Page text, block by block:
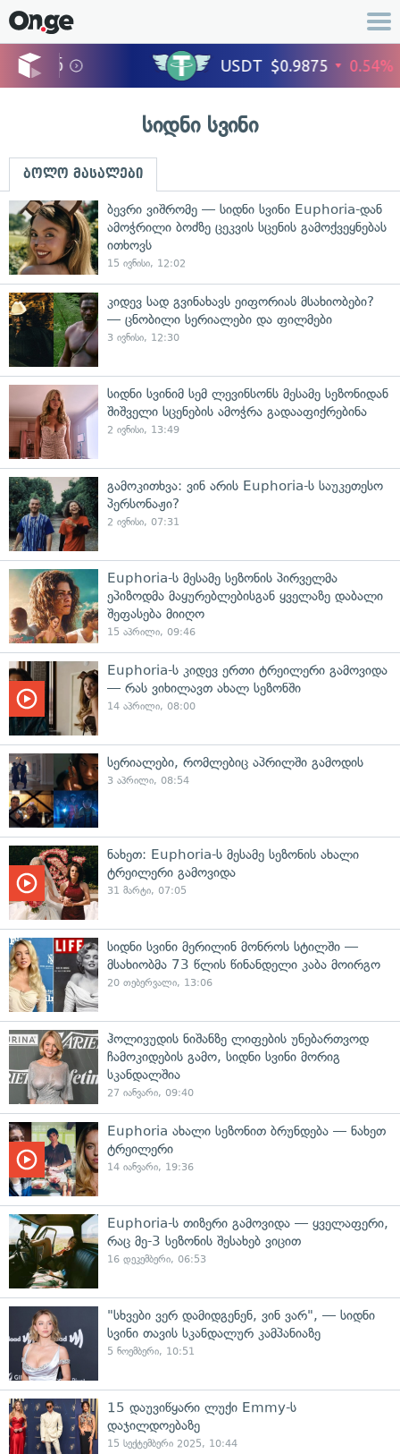
სიდნი სვინი
ბოლო მასალები
ბევრი ვიშრომე — სიდნი სვინი Euphoria-დან
ამოჭრილი ბოძზე ცეკვის სცენის გამოქვეყნებას
ითხოვს
15 ივნისი, 12:02
კიდევ სად გვინახავს ეიფორიას მსახიობები?
— ცნობილი სერიალები და ფილმები
3 ივნისი, 12:30
სიდნი სვინიმ სემ ლევინსონს მესამე სეზონიდან
შიშველი სცენების ამოჭრა გადააფიქრებინა
2 ივნისი, 13:49
გამოკითხვა: ვინ არის Euphoria-ს საუკეთესო
პერსონაჟი?
2 ივნისი, 07:31
Euphoria-ს მესამე სეზონის პირველმა
ეპიზოდმა მაყურებლებისგან ყველაზე დაბალი
შეფასება მიიღო
15 აპრილი, 09:46
Euphoria-ს კიდევ ერთი ტრეილერი გამოვიდა
— რას ვიხილავთ ახალ სეზონში
14 აპრილი, 08:00
სერიალები, რომლებიც აპრილში გამოდის
3 აპრილი, 08:54
ნახეთ: Euphoria-ს მესამე სეზონის ახალი
ტრეილერი გამოვიდა
31 მარტი, 07:05
სიდნი სვინი მერილინ მონროს სტილში —
მსახიობმა 73 წლის წინანდელი კაბა მოირგო
20 თებერვალი, 13:06
ჰოლივუდის ნიშანზე ლიფების უნებართვოდ
ჩამოკიდების გამო, სიდნი სვინი მორიგ
სკანდალშია
27 იანვარი, 09:40
Euphoria ახალი სეზონით ბრუნდება — ნახეთ
ტრეილერი
14 იანვარი, 19:36
Euphoria-ს თიზერი გამოვიდა — ყველაფერი,
რაც მე-3 სეზონის შესახებ ვიცით
16 დეკემბერი, 06:53
"სხვები ვერ დამიდგენენ, ვინ ვარ", — სიდნი
სვინი თავის სკანდალურ კამპანიაზე
5 ნოემბერი, 10:51
15 დაუვიწყარი ლუქი Emmy-ს
დაჯილდოებაზე
15 სექტემბერი 2025, 10:44